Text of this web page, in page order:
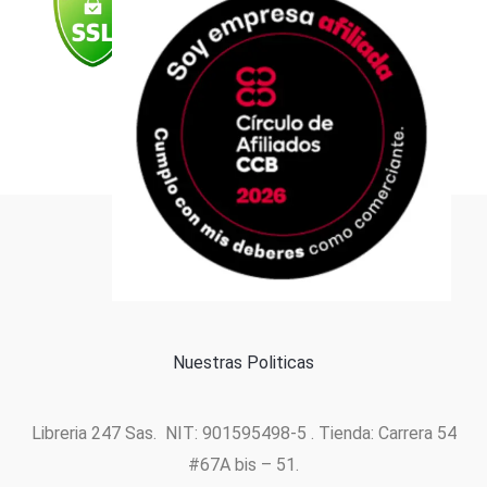
k
a
m
n
p
Formas de pago
Nuestras Politicas
Libreria 247 Sas. NIT: 901595498-5 . Tienda: Carrera 54
#67A bis – 51.